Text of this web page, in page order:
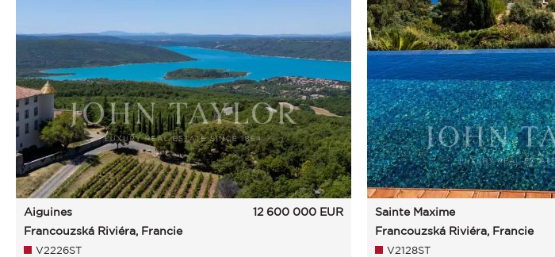
Aiguines
Francouzská Riviéra, Francie
12 600 000 EUR
V2226ST
Sainte Maxime
Francouzská Riviéra, Francie
V2128ST